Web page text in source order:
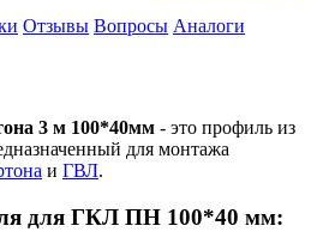
Отзывы Вопросы Аналоги
3 м 100*40мм - это профиль из
для монтажа
и ГВЛ.
для ГКЛ ПН 100*40 мм: